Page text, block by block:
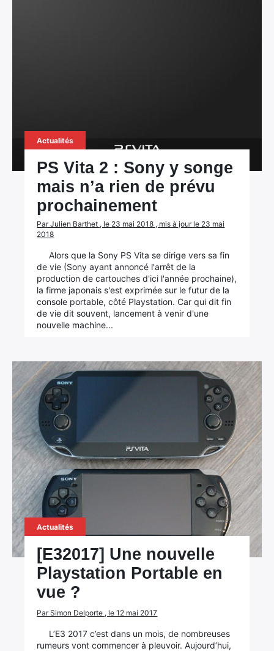
Actualités
PS Vita 2 : Sony y songe
mais n’a rien de prévu
prochainement
Par Julien Barthet , le 23 mai 2018 , mis à jour le 23 mai
2018
Alors que la Sony PS Vita se dirige vers sa fin
de vie (Sony ayant annoncé l'arrêt de la
production de cartouches d'ici l'année prochaine),
la firme japonais s'est exprimée sur le futur de la
console portable, côté Playstation. Car qui dit fin
de vie dit souvent, lancement à venir d'une
nouvelle machine...
Actualités
[E32017] Une nouvelle
Playstation Portable en
vue ?
Par Simon Delporte , le 12 mai 2017
L’E3 2017 c’est dans un mois, de nombreuses
rumeurs vont commencer à pleuvoir. Aujourd’hui,
×
Rechercher
: